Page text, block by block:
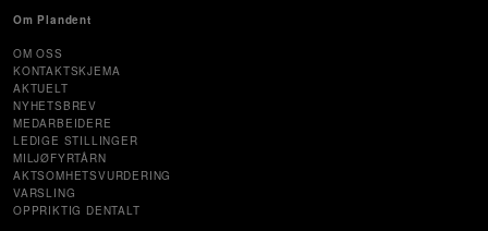
Om Plandent
OM OSS
KONTAKTSKJEMA
AKTUELT
NYHETSBREV
MEDARBEIDERE
LEDIGE STILLINGER
MILJØFYRTÅRN
AKTSOMHETSVURDERING
VARSLING
OPPRIKTIG DENTALT